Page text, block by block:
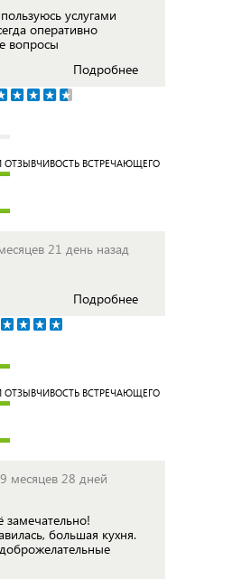
услугами
оперативно
вопросы
Подробнее
ОТЗЫВЧИВОСТЬ ВСТРЕЧАЮЩЕГО
21 день назад
Подробнее
ОТЗЫВЧИВОСТЬ ВСТРЕЧАЮЩЕГО
месяцев 28 дней
замечательно!
большая кухня.